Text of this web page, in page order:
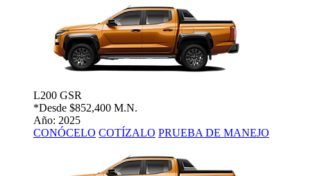
L200 GSR
*Desde $852,400 M.N.
Año: 2025
CONÓCELO COTÍZALO PRUEBA DE MANEJO